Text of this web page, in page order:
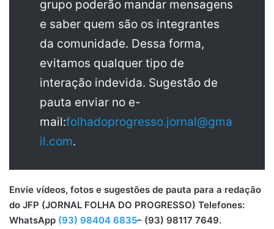
grupo poderão mandar mensagens
e saber quem são os integrantes
da comunidade. Dessa forma,
evitamos qualquer tipo de
interação indevida. Sugestão de
pauta enviar no e-
mail:folhadoprogresso.jornal@gma
il.com.
Envie vídeos, fotos e sugestões de pauta para a redação
do JFP (JORNAL FOLHA DO PROGRESSO) Telefones:
WhatsApp (93) 98404 6835– (93) 98117 7649.